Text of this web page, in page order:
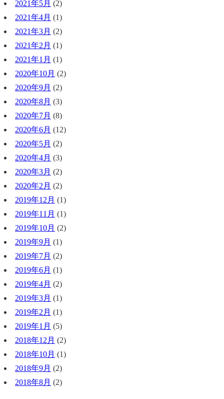
2021年5月 (2)
2021年4月 (1)
2021年3月 (2)
2021年2月 (1)
2021年1月 (1)
2020年10月 (2)
2020年9月 (2)
2020年8月 (3)
2020年7月 (8)
2020年6月 (12)
2020年5月 (2)
2020年4月 (3)
2020年3月 (2)
2020年2月 (2)
2019年12月 (1)
2019年11月 (1)
2019年10月 (2)
2019年9月 (1)
2019年7月 (2)
2019年6月 (1)
2019年4月 (2)
2019年3月 (1)
2019年2月 (1)
2019年1月 (5)
2018年12月 (2)
2018年10月 (1)
2018年9月 (2)
2018年8月 (2)